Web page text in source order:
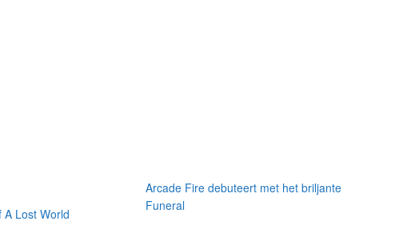
Lost World
Arcade Fire debuteert met het briljante
Funeral